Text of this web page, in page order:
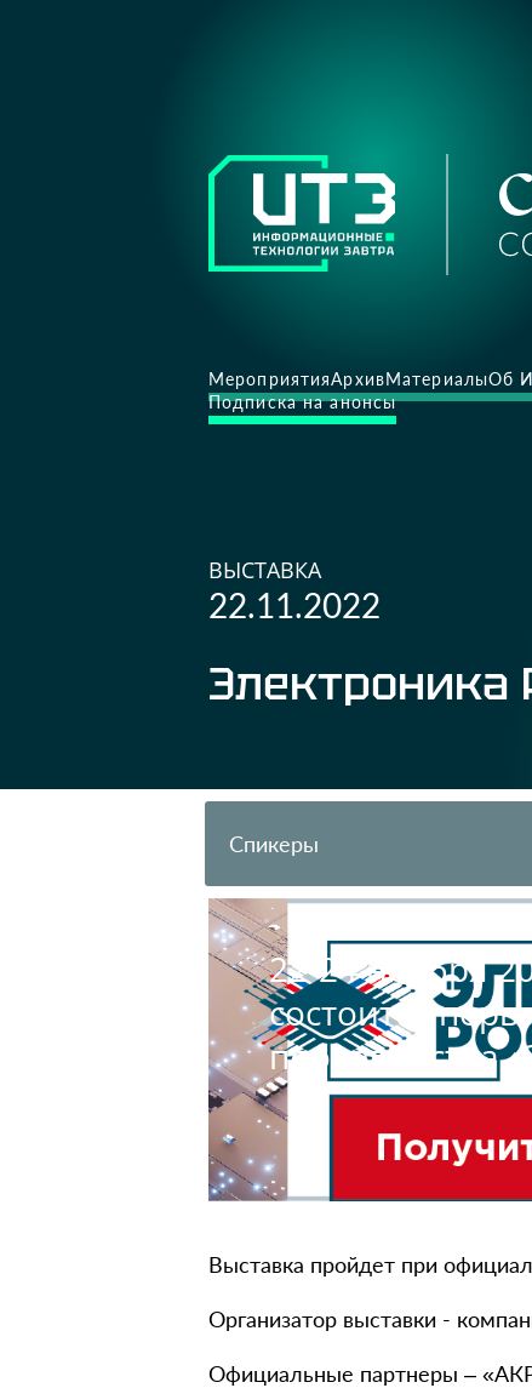
МероприятияАрхивМатериалыОб
Подписка на анонсы
ВЫСТАВКА
22.11.2022
Электроника
Спикеры
22-24 ноября
состоится
производства
Выставка пройдет при
Организатор выставки -
Официальные партнеры –